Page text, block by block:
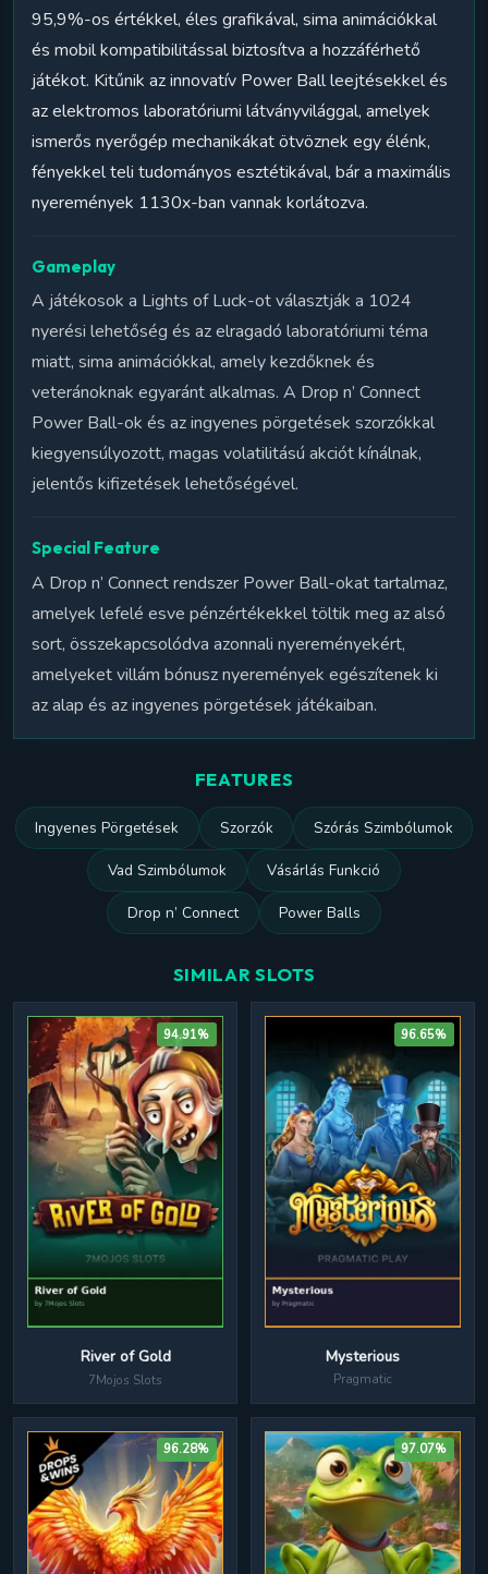
95,9%-os értékkel, éles grafikával, sima animációkkal
és mobil kompatibilitással biztosítva a hozzáférhető
játékot. Kitűnik az innovatív Power Ball leejtésekkel és
az elektromos laboratóriumi látványvilággal, amelyek
ismerős nyerőgép mechanikákat ötvöznek egy élénk,
fényekkel teli tudományos esztétikával, bár a maximális
nyeremények 1130x-ban vannak korlátozva.
Gameplay
A játékosok a Lights of Luck-ot választják a 1024
nyerési lehetőség és az elragadó laboratóriumi téma
miatt, sima animációkkal, amely kezdőknek és
veteránoknak egyaránt alkalmas. A Drop n’ Connect
Power Ball-ok és az ingyenes pörgetések szorzókkal
kiegyensúlyozott, magas volatilitású akciót kínálnak,
jelentős kifizetések lehetőségével.
Special Feature
A Drop n’ Connect rendszer Power Ball-okat tartalmaz,
amelyek lefelé esve pénzértékekkel töltik meg az alsó
sort, összekapcsolódva azonnali nyereményekért,
amelyeket villám bónusz nyeremények egészítenek ki
az alap és az ingyenes pörgetések játékaiban.
FEATURES
Ingyenes Pörgetések Szorzók Szórás Szimbólumok
Vad Szimbólumok Vásárlás Funkció
Drop n’ Connect Power Balls
SIMILAR SLOTS
94.91%
River of Gold
7Mojos Slots
96.65%
Mysterious
Pragmatic
96.28% 97.07%